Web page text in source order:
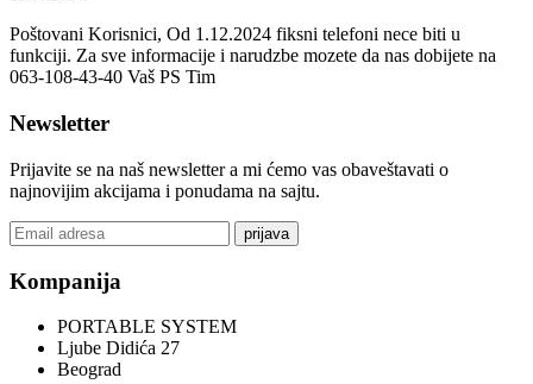
Poštovani Korisnici, Od 1.12.2024 fiksni telefoni nece biti u
funkciji. Za sve informacije i narudzbe mozete da nas dobijete na
063-108-43-40 Vaš PS Tim
Newsletter
Prijavite se na naš newsletter a mi ćemo vas obaveštavati o
najnovijim akcijama i ponudama na sajtu.
prijava
Kompanija
PORTABLE SYSTEM
Ljube Didića 27
Beograd